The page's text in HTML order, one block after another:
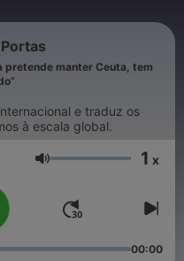
pretende manter Ceuta, tem
e traduz os
à escala global.
Volume 1 x
00:00